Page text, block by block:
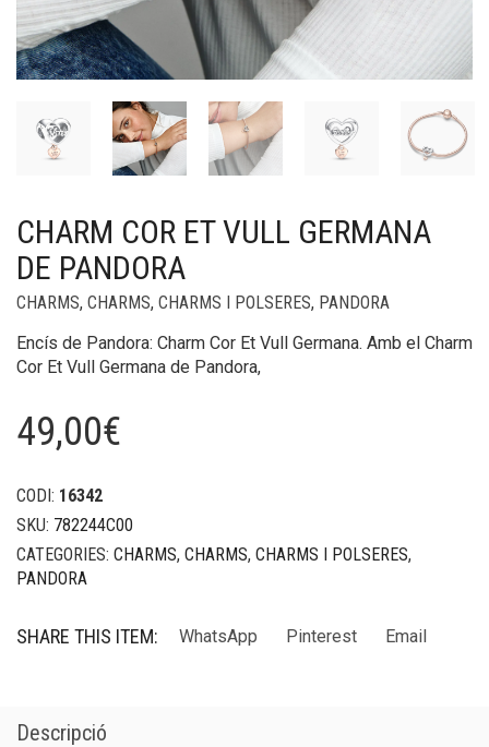
CHARM COR ET VULL GERMANA
DE PANDORA
CHARMS, CHARMS, CHARMS I POLSERES, PANDORA
Encís de Pandora: Charm Cor Et Vull Germana. Amb el Charm
Cor Et Vull Germana de Pandora,
49,00€
CODI: 16342
SKU: 782244C00
CATEGORIES: CHARMS, CHARMS, CHARMS I POLSERES,
PANDORA
SHARE THIS ITEM: WhatsApp Pinterest Email
Descripció